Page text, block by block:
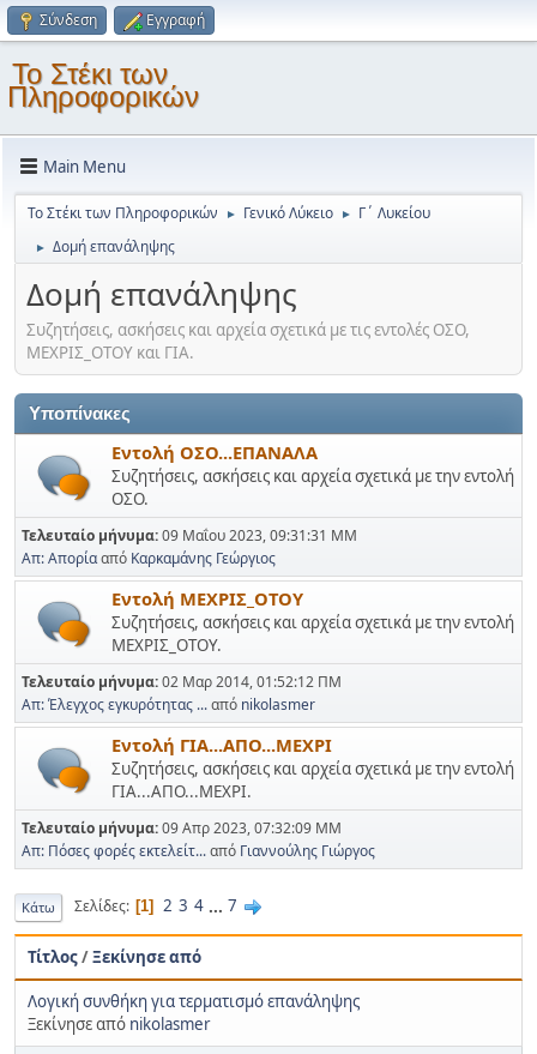
Σύνδεση Εγγραφή
Το Στέκι των
Πληροφορικών
Main Menu
Το Στέκι των Πληροφορικών ► Γενικό Λύκειο ► Γ΄ Λυκείου
► Δομή επανάληψης
Δομή επανάληψης
Συζητήσεις, ασκήσεις και αρχεία σχετικά με τις εντολές ΟΣΟ,
ΜΕΧΡΙΣ_ΟΤΟΥ και ΓΙΑ.
Υποπίνακες
Εντολή ΟΣΟ...ΕΠΑΝΑΛΑ
Συζητήσεις, ασκήσεις και αρχεία σχετικά με την εντολή
ΟΣΟ.
Τελευταίο μήνυμα:09 Μαΐου 2023, 09:31:31 ΜΜ
Απ: Απορίααπό Καρκαμάνης Γεώργιος
Εντολή ΜΕΧΡΙΣ_ΟΤΟΥ
Συζητήσεις, ασκήσεις και αρχεία σχετικά με την εντολή
ΜΕΧΡΙΣ_ΟΤΟΥ.
Τελευταίο μήνυμα:02 Μαρ 2014, 01:52:12 ΠΜ
Απ: Έλεγχος εγκυρότητας ...από nikolasmer
Εντολή ΓΙΑ...ΑΠΟ...ΜΕΧΡΙ
Συζητήσεις, ασκήσεις και αρχεία σχετικά με την εντολή
ΓΙΑ...ΑΠΟ...ΜΕΧΡΙ.
Τελευταίο μήνυμα:09 Απρ 2023, 07:32:09 ΜΜ
Απ: Πόσες φορές εκτελείτ...από Γιαννούλης Γιώργος
Κάτω Σελίδες 1 2 3 4 ... 7
Τίτλος/Ξεκίνησε από
Λογική συνθήκη για τερματισμό επανάληψης
Ξεκίνησε από nikolasmer